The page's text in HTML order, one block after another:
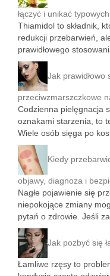
łączyć i unikać
Thiamidol to składnik,
redukcji przebarwień,
prawidłowego
Jak prawidłowo
przeciwzmarszczkowe
Codzienna pielęgnacja
oznakami starzenia, to
Wiele osób sięga po
Kiedy
objawy, diagnoza i
Nagłe pojawienie się
niepokojące zmiany
pytań o zdrowie. Jeśli
Jak pozbyć się
Łamliwe rzęsy to